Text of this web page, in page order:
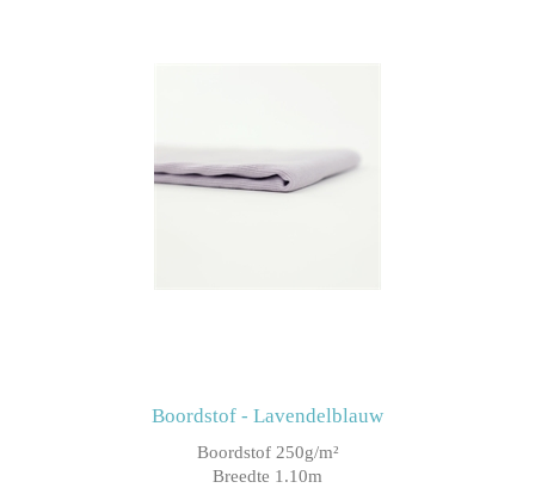
Boordstof - Lavendelblauw
Boordstof 250g/m²
Breedte 1.10m